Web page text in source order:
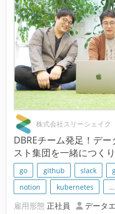
株式会社スリーシェイク
DBREチーム発足！デ
スト集団を一緒につく
go github slack
notion
kubernetes …
雇用形態 正社員 データ